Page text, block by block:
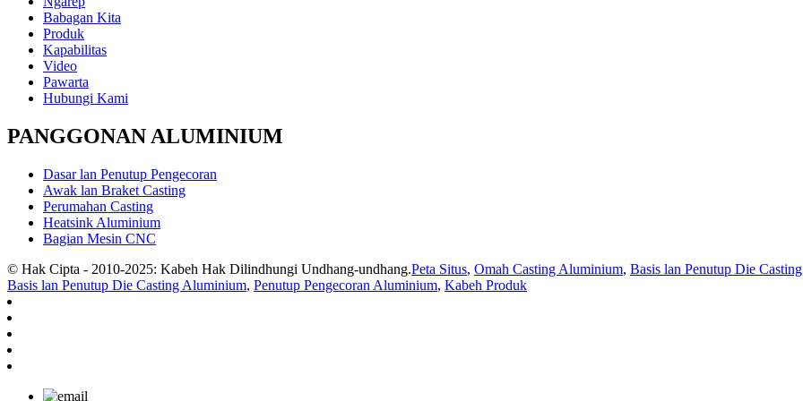
Babagan Kita
Produk
Kapabilitas
Video
Pawarta
Hubungi Kami
PANGGONAN ALUMINIUM
Dasar lan Penutup Pengecoran
Awak lan Braket Casting
Perumahan Casting
Heatsink Aluminium
Bagian Mesin CNC
© Hak Cipta - 2010-2025: Kabeh Hak Dilindhungi Undhang-undhang.Peta Situs, Omah Casting Aluminium, Basis lan Penutup Die
Basis lan Penutup Die Casting Aluminium, Penutup Pengecoran Aluminium, Kabeh Produk